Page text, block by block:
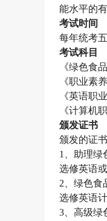
能水平的
考试时间
每年统考
考试科目
《绿色食
《职业素
《英语职
《计算机
颁发证书
颁发的证
1、助理绿
选修英语
2、 绿色食
选修英语
3、高级绿